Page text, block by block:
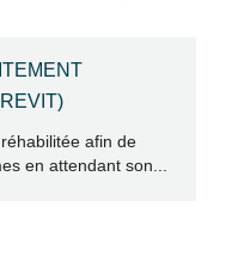
afin de
en attendant son...